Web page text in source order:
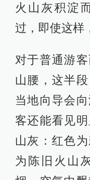
火山灰积淀
过，即使这样
对于普通游
山腰，这半
当地向导会
客还能看见
山灰：红色
为陈旧火山